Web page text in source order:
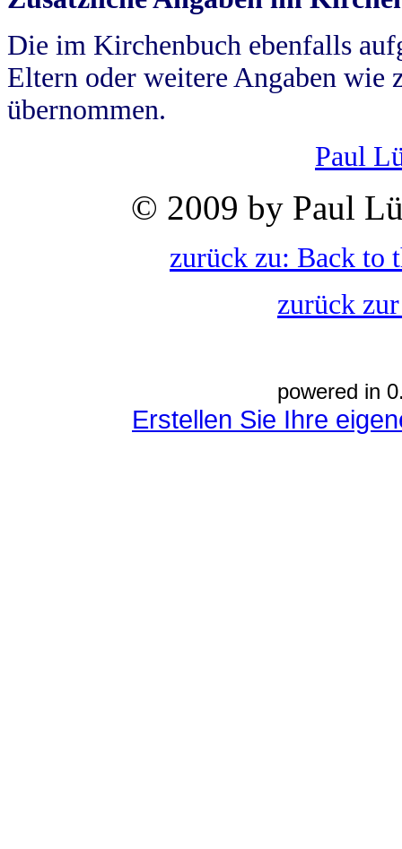
Die im Kirchenbuch ebenfalls
Eltern oder weitere Angaben wie
übernommen.
Paul
© 2009 by Paul
zurück zu: Back to
zurück
powered in
Erstellen Sie Ihre